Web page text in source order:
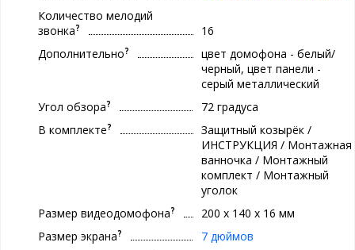
Количество мелодий
звонка?
16
Дополнительно?
цвет домофона - белый/
черный, цвет панели -
серый металлический
Угол обзора?
72 градуса
В комплекте?
Защитный козырёк /
ИНСТРУКЦИЯ / Монтажная
ванночка / Монтажный
комплект / Монтажный
уголок
Размер видеодомофона?
200 х 140 х 16 мм
Размер экрана?
7 дюймов